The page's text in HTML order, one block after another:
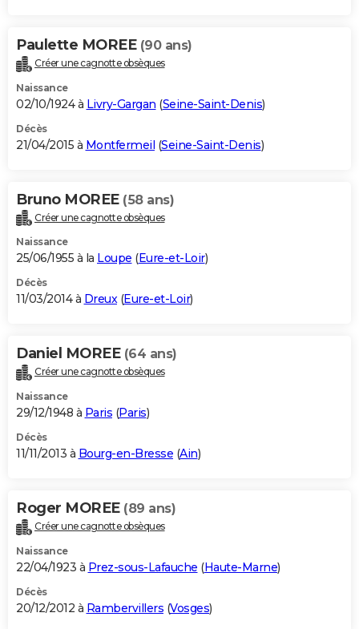
Paulette MOREE (90 ans)
Créer une cagnotte obsèques
Naissance
02/10/1924 à Livry-Gargan (Seine-Saint-Denis)
Décès
21/04/2015 à Montfermeil (Seine-Saint-Denis)
Bruno MOREE (58 ans)
Créer une cagnotte obsèques
Naissance
25/06/1955 à la Loupe (Eure-et-Loir)
Décès
11/03/2014 à Dreux(Eure-et-Loir)
Daniel MOREE (64 ans)
Créer une cagnotte obsèques
Naissance
29/12/1948 à Paris (Paris)
Décès
11/11/2013 à Bourg-en-Bresse (Ain)
Roger MOREE (89 ans)
Créer une cagnotte obsèques
Naissance
22/04/1923 à Prez-sous-Lafauche (Haute-Marne)
Décès
20/12/2012 à Rambervillers (Vosges)